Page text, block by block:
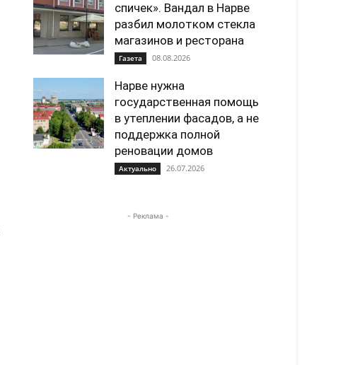
спичек». Вандал в Нарве
разбил молотком стекла
магазинов и ресторана
Газета 08.08.2026
Нарве нужна
государственная помощь
в утеплении фасадов, а не
поддержка полной
реновации домов
Актуально 26.07.2026
- Реклама -